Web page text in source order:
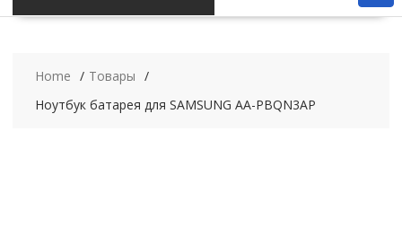
Home
Товары
Ноутбук батарея для SAMSUNG AA-PBQN3AP